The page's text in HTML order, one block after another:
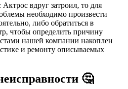
вдруг затроил, то для
необходимо произвести
либо обратиться в
чтобы определить причину
нашей компании накоплен
и ремонту описываемых
🤔